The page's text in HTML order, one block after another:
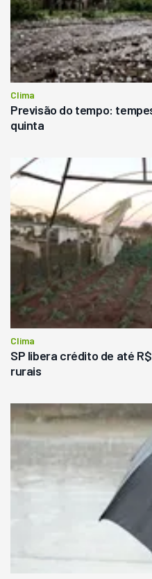
Clima
Previsão do tempo:
quinta
Clima
SP libera crédito de até
rurais